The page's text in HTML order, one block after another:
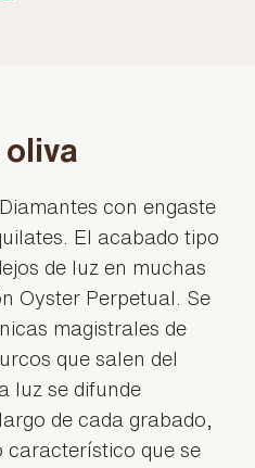
oliva
con engaste
El acabado tipo
de luz en muchas
Oyster Perpetual. Se
magistrales de
que salen del
luz se difunde
de cada grabado,
característico que se